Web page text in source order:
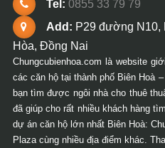
Tel: 0855 33 79 79
Add: P29 đường N10,
Hòa, Đồng Nai
Chungcubienhoa.com là website
các căn hộ tại thành phố Biên Hoà
bạn tìm được ngôi nhà cho thuê
đã giúp cho rất nhiều khách hàng
dự án căn hộ lớn nhất Biên Hoà:
Plaza cùng nhiều địa điểm khác.